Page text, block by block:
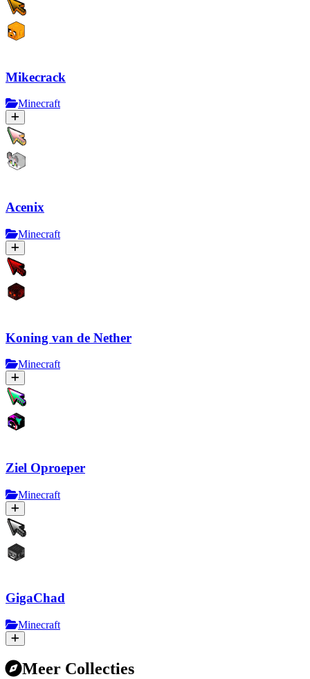
Mikecrack
Minecraft
Acenix
Minecraft
Koning van de Nether
Minecraft
Ziel Oproeper
Minecraft
GigaChad
Minecraft
Meer Collecties